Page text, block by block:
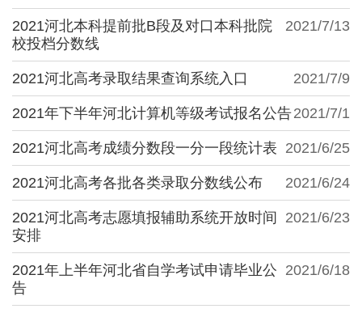
2021/7/13
2021河北本科提前批B段及对口本科批院
校投档分数线
2021/7/9
2021河北高考录取结果查询系统入口
2021/7/1
2021年下半年河北计算机等级考试报名公告
2021/6/25
2021河北高考成绩分数段一分一段统计表
2021/6/24
2021河北高考各批各类录取分数线公布
2021/6/23
2021河北高考志愿填报辅助系统开放时间
安排
2021/6/18
2021年上半年河北省自学考试申请毕业公
告